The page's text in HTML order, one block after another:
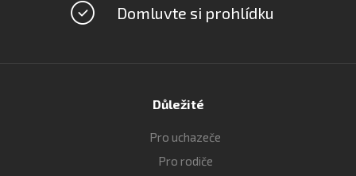
Domluvte si prohlídku
Důležité
Pro uchazeče
Pro rodiče